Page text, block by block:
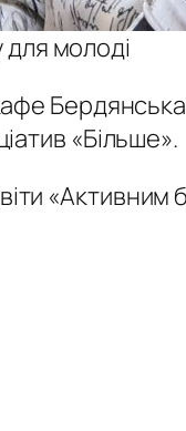
молоді
«Більше».
«Активним